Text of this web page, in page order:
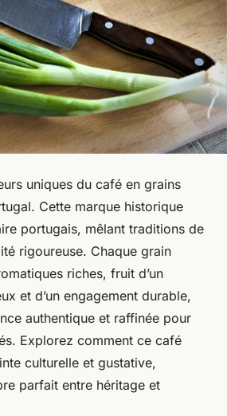
uniques du café en grains
Cette marque historique
portugais, mêlant traditions de
rigoureuse. Chaque grain
riches, fruit d’un
et d’un engagement durable,
authentique et raffinée pour
Explorez comment ce café
culturelle et gustative,
parfait entre héritage et